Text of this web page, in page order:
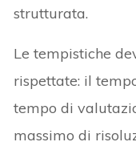
strutturata.
Le tempistiche
rispettate: il
tempo di
massimo di